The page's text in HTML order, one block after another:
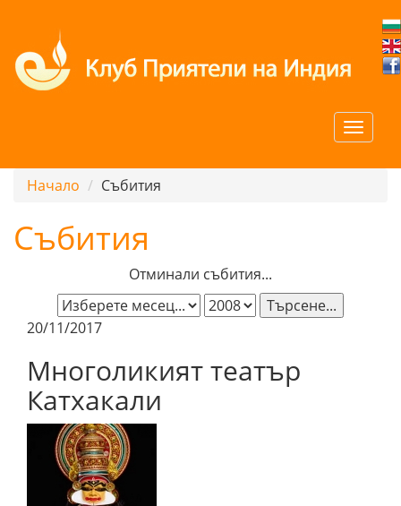
Начало Събития
Събития
Отминали събития...
Търсене...
20/11/2017
Многоликият театър
Катхакали